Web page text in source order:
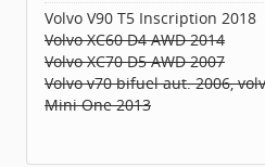
Volvo V90 T5 Inscription 2018
Volvo XC60 D4 AWD 2014
Volvo XC70 D5 AWD 2007
Volvo v70 bifuel aut. 2006,
Mini One 2013